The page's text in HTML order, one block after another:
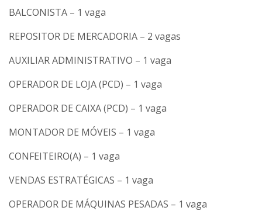
BALCONISTA – 1 vaga
REPOSITOR DE MERCADORIA – 2 vagas
AUXILIAR ADMINISTRATIVO – 1 vaga
OPERADOR DE LOJA (PCD) – 1 vaga
OPERADOR DE CAIXA (PCD) – 1 vaga
MONTADOR DE MÓVEIS – 1 vaga
CONFEITEIRO(A) – 1 vaga
VENDAS ESTRATÉGICAS – 1 vaga
OPERADOR DE MÁQUINAS PESADAS – 1 vaga